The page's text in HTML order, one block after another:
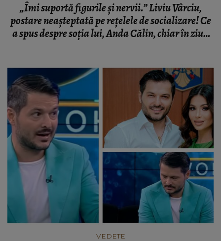
„Îmi suportă figurile și nervii.” Liviu Vârciu,
postare neașteptată pe rețelele de socializare! Ce
a spus despre soția lui, Anda Călin, chiar în ziua
VEDETE